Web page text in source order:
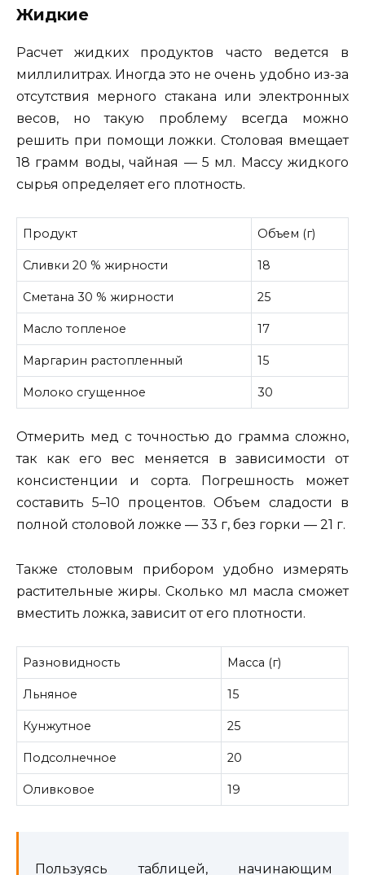
Жидкие
Расчет жидких продуктов часто ведется в
миллилитрах. Иногда это не очень удобно из-за
отсутствия мерного стакана или электронных
весов, но такую проблему всегда можно
решить при помощи ложки. Столовая вмещает
18 грамм воды, чайная — 5 мл. Массу жидкого
сырья определяет его плотность.
Продукт Объем (г)
Сливки 20 % жирности 18
Сметана 30 % жирности 25
Масло топленое 17
Маргарин растопленный 15
Молоко сгущенное 30
Отмерить мед с точностью до грамма сложно,
так как его вес меняется в зависимости от
консистенции и сорта. Погрешность может
составить 5–10 процентов. Объем сладости в
полной столовой ложке — 33 г, без горки — 21 г.
Также столовым прибором удобно измерять
растительные жиры. Сколько мл масла сможет
вместить ложка, зависит от его плотности.
Разновидность Масса (г)
Льняное 15
Кунжутное 25
Подсолнечное 20
Оливковое 19
Пользуясь таблицей, начинающим